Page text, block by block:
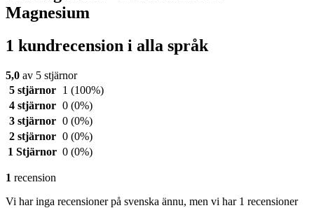
Magnesium
1 kundrecension i alla språk
5,0 av 5 stjärnor
5 stjärnor
1 (100%)
4 stjärnor 0 (0%)
3 stjärnor 0 (0%)
2 stjärnor 0 (0%)
1 Stjärnor 0 (0%)
1 recension
Vi har inga recensioner på svenska ännu, men vi har 1 recensioner